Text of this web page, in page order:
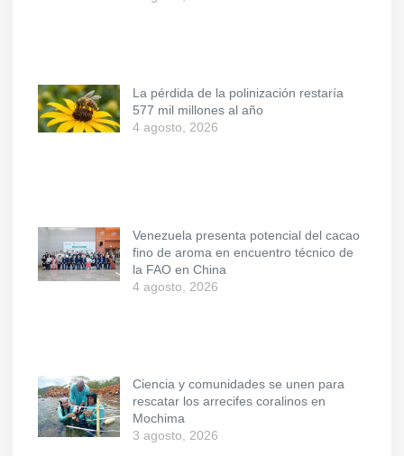
La pérdida de la polinización restaría
577 mil millones al año
4 agosto, 2026
Venezuela presenta potencial del cacao
fino de aroma en encuentro técnico de
la FAO en China
4 agosto, 2026
Ciencia y comunidades se unen para
rescatar los arrecifes coralinos en
Mochima
3 agosto, 2026